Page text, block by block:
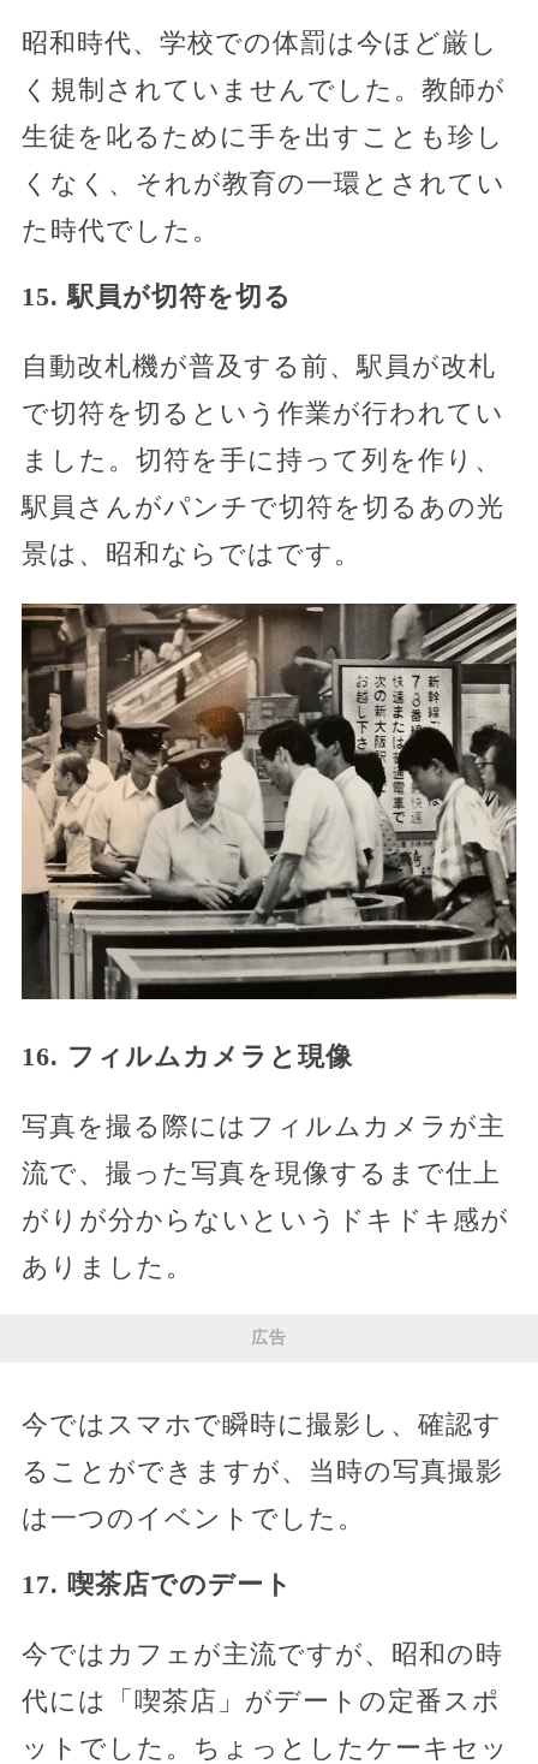
昭和時代、学校での体罰は今ほど厳し
く規制されていませんでした。教師が
生徒を叱るために手を出すことも珍し
くなく、それが教育の一環とされてい
た時代でした。
15. 駅員が切符を切る
自動改札機が普及する前、駅員が改札
で切符を切るという作業が行われてい
ました。切符を手に持って列を作り、
駅員さんがパンチで切符を切るあの光
景は、昭和ならではです。
16. フィルムカメラと現像
写真を撮る際にはフィルムカメラが主
流で、撮った写真を現像するまで仕上
がりが分からないというドキドキ感が
ありました。
広告
今ではスマホで瞬時に撮影し、確認す
ることができますが、当時の写真撮影
は一つのイベントでした。
17. 喫茶店でのデート
今ではカフェが主流ですが、昭和の時
代には「喫茶店」がデートの定番スポ
ットでした。ちょっとしたケーキセッ